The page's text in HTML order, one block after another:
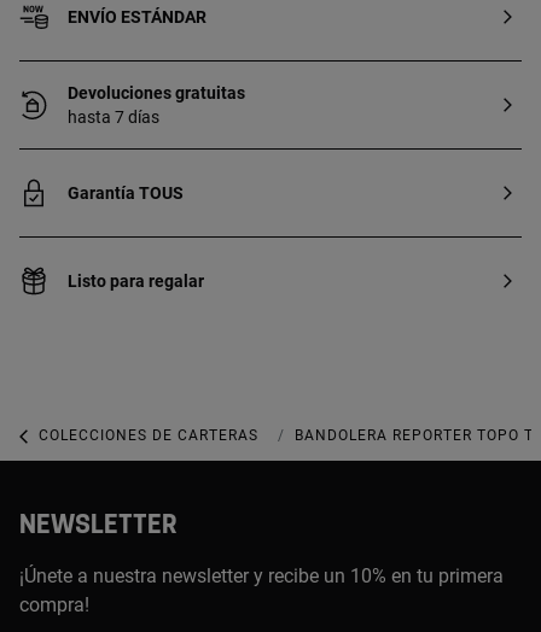
ENVÍO ESTÁNDAR
Devoluciones gratuitas
hasta 7 días
Garantía TOUS
Listo para regalar
COLECCIONES DE CARTERAS COLECCIÓN TOUS LA RUE
BANDOLERA REPORTER TOPO
NEWSLETTER
¡Únete a nuestra newsletter y recibe un 10% en tu primera
compra!